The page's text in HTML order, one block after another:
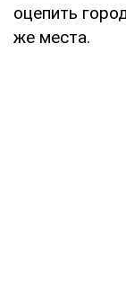
оцепить
же места.